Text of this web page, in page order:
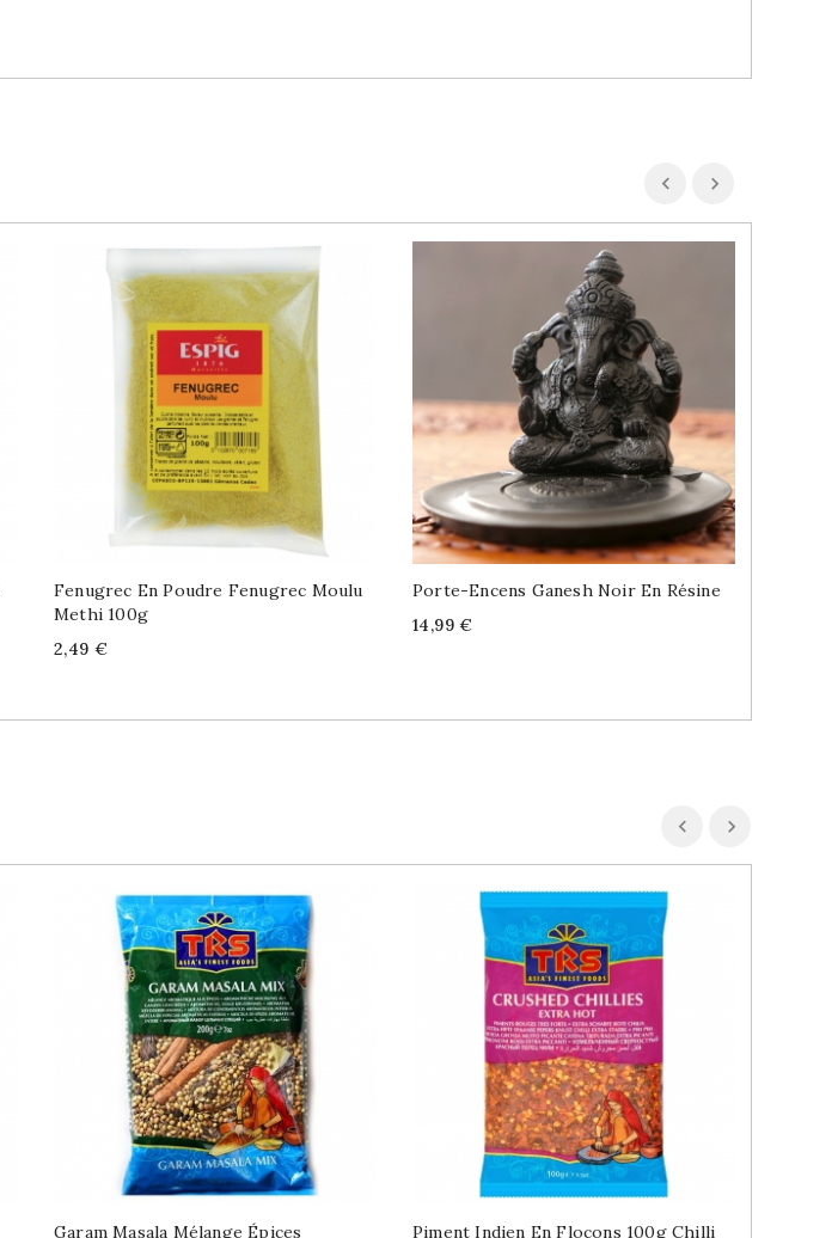
Fenugrec En Poudre Fenugrec Moulu
Methi 100g
Price
2,49 €
Porte-Encens Ganesh Noir En Résine
Price
14,99 €
Garam Masala Mélange Épices
Piment Indien En Flocons 100g Chilli